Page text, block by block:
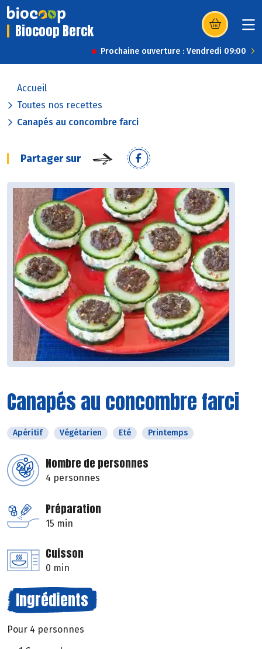
Biocoop Berck (s’ouvre dans
Prochaine ouverture : Vendredi 09:00
Accueil
Toutes nos recettes
Canapés au concombre farci
Partager sur
Canapés au concombre farci
Apéritif Végétarien Eté Printemps
Nombre de personnes
4 personnes
Préparation
15 min
Cuisson
0 min
Ingrédients
Pour 4 personnes